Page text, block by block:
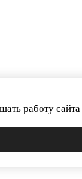
работу сайта